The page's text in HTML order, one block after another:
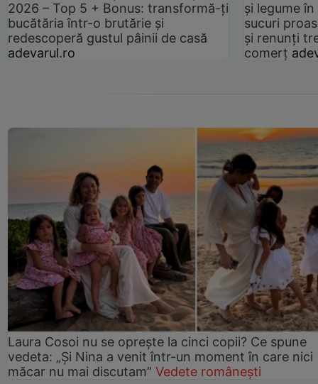
2026 – Top 5 + Bonus: transformă-ți
bucătăria într-o brutărie și
redescoperă gustul pâinii de casă
adevarul.ro
și legume
sucuri
și renunți
comerț
Laura Cosoi nu se oprește la cinci copii? Ce spune
vedeta: „Și Nina a venit într-un moment în care nici
măcar nu mai discutam” Vedete românești